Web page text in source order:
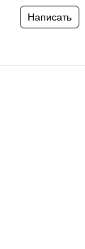
Написать